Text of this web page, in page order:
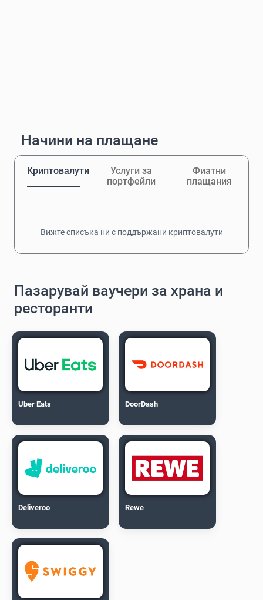
Начини на плащане
Криптовалути
Услуги за
портфейли
Фиатни
плащания
Вижте списъка ни с поддържани криптовалути
Пазарувай ваучери за храна и
ресторанти
Uber Eats DoorDash
Deliveroo Rewe